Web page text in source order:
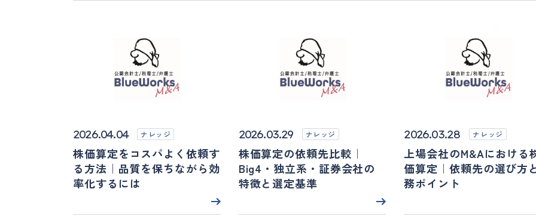
2026.04.04 ナレッジ
株価算定をコスパよく依頼す
る方法｜品質を保ちながら効
率化するには
2026.03.29 ナレッジ
株価算定の依頼先比較｜
Big4・独立系・証券会社の
特徴と選定基準
2026.03.28 ナレッジ
上場会社のM&Aにおける
価算定｜依頼先の選び方
務ポイント